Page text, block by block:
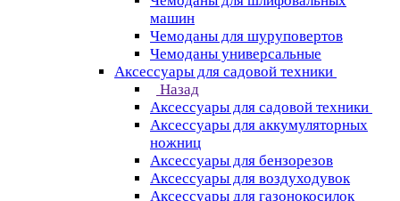
машин
Чемоданы для шуруповертов
Чемоданы универсальные
Аксессуары для садовой техники
Назад
Аксессуары для садовой техники
Аксессуары для аккумуляторных
ножниц
Аксессуары для бензорезов
Аксессуары для воздуходувок
Аксессуары для газонокосилок